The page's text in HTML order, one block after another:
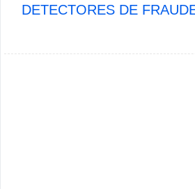
DETECTORES DE